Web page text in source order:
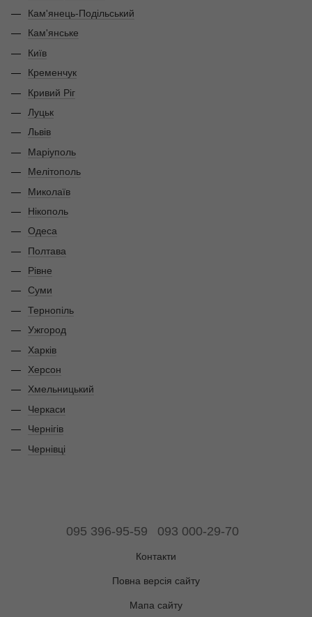
Кам'янець-Подільський
Кам'янське
Київ
Кременчук
Кривий Ріг
Луцьк
Львів
Маріуполь
Мелітополь
Миколаїв
Нікополь
Одеса
Полтава
Рівне
Суми
Тернопіль
Ужгород
Харків
Херсон
Хмельницький
Черкаси
Чернігів
Чернівці
095 396-95-59 093 000-29-70
Контакти
Повна версія сайту
Мапа сайту